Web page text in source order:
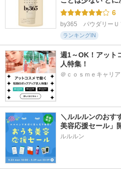
6
by365　パウダリーＵ
ランキングIN
週1～OK！アット
人特集！
＠ｃｏｓｍｅキャリア
＼ルルルンのおす
美容応援セール」
ルルルン